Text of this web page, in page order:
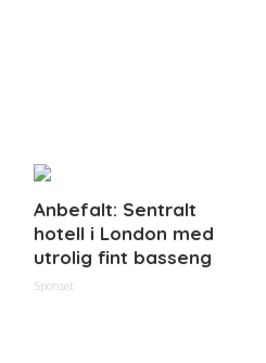
Anbefalt: Sentralt
hotell i London med
utrolig fint basseng
Sponset